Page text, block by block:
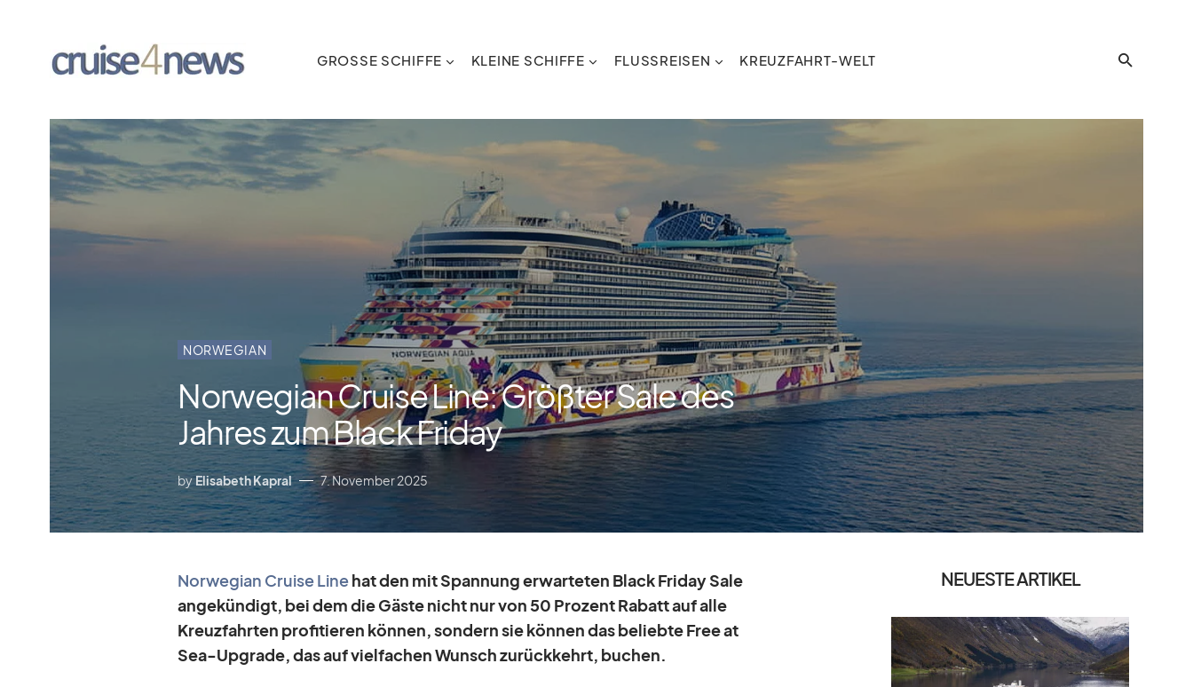
GROSSE SCHIFFE KLEINE SCHIFFE FLUSSREISEN KREUZFAHRT-WELT
NORWEGIAN
Norwegian Cruise Line: Größter Sale des
Jahres zum Black Friday
byElisabeth Kapral 7. November 2025
Nor­we­gian Cruise Linehat den mit Span­nung er­war­te­ten Black Fri­day Sale
an­ge­kün­digt, bei dem die Gäste nicht nur von 50 Pro­zent Ra­batt auf alle
Kreuz­fahr­ten pro­fi­tie­ren kön­nen, son­dern sie kön­nen das be­liebte Free at
Sea-Up­grade, das auf viel­fa­chen Wunsch zu­rück­kehrt, bu­chen.
NEUESTE ARTIKEL